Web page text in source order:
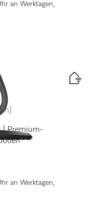
an Werktagen,
| Premium-
an Werktagen,